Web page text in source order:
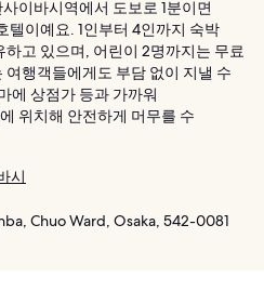
사이바시역에서 도보로 1분이면
텔이예요. 1인부터 4인까지 숙박
고 있으며, 어린이 2명까지는 무료
행객들에게도 부담 없이 지낼 수
에 상점가 등과 가까워
위치해 안전하게 머무를 수
시
Chuo Ward, Osaka, 542-0081